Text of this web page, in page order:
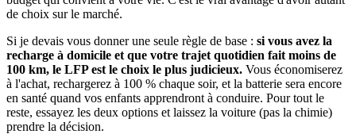
de choix sur le marché.
Si je devais vous donner une seule règle de base : si vous avez la
recharge à domicile et que votre trajet quotidien fait moins de
100 km, le LFP est le choix le plus judicieux. Vous économiserez
à l'achat, rechargerez à 100 % chaque soir, et la batterie sera encore
en santé quand vos enfants apprendront à conduire. Pour tout le
reste, essayez les deux options et laissez la voiture (pas la chimie)
prendre la décision.